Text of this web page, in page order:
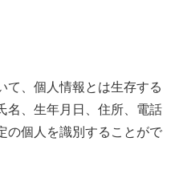
て、個人情報とは生存する
名、生年月日、住所、電話
の個人を識別することがで